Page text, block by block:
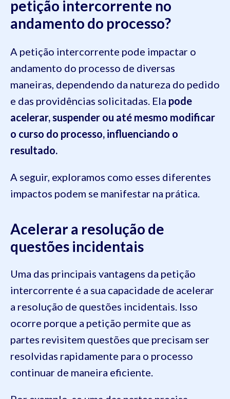
petição intercorrente no
andamento do processo?
A petição intercorrente pode impactar o
andamento do processo de diversas
maneiras, dependendo da natureza do pedido
e das providências solicitadas. Ela pode
acelerar, suspender ou até mesmo modificar
o curso do processo, influenciando o
resultado.
A seguir, exploramos como esses diferentes
impactos podem se manifestar na prática.
Acelerar a resolução de
questões incidentais
Uma das principais vantagens da petição
intercorrente é a sua capacidade de acelerar
a resolução de questões incidentais. Isso
ocorre porque a petição permite que as
partes revisitem questões que precisam ser
resolvidas rapidamente para o processo
continuar de maneira eficiente.